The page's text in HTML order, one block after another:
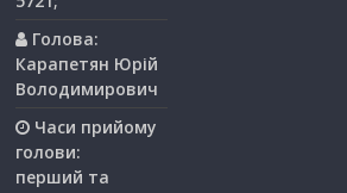
Голова:
Карапетян Юрій
Володимирович
Часи прийому
голови:
перший та